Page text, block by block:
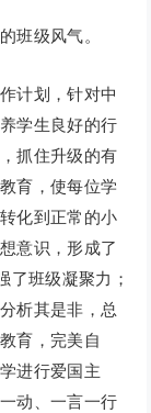
班级风气。
计划，针对中
学生良好的行
抓住升级的有
育，使每位学
化到正常的小
意识，形成了
了班级凝聚力；
析其是非，总
育，完美自
进行爱国主
动、一言一行